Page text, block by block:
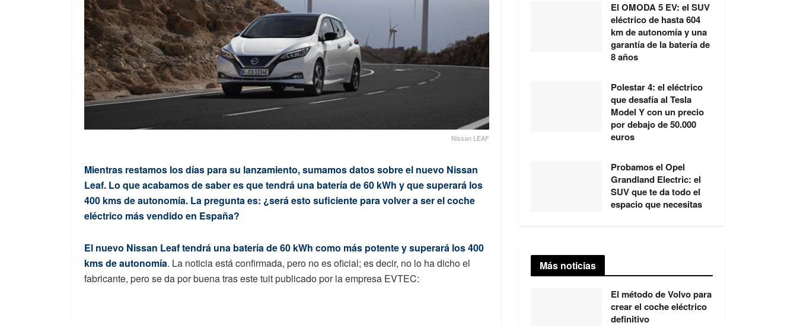
Nissan LEAF
Mientras restamos los días para su lanzamiento, sumamos datos sobre el nuevo Nissan
Leaf. Lo que acabamos de saber es que tendrá una batería de 60 kWh y que superará los
400 kms de autonomía. La pregunta es: ¿será esto suficiente para volver a ser el coche
eléctrico más vendido en España?
El nuevo Nissan Leaf tendrá una batería de 60 kWh como más potente y superará los 400
kms de autonomía. La noticia está confirmada, pero no es oficial; es decir, no lo ha dicho el
fabricante, pero se da por buena tras este tuit publicado por la empresa EVTEC:
El OMODA 5 EV: el SUV
eléctrico de hasta 604
km de autonomía y una
garantía de la batería de
8 años
Polestar 4: el eléctrico
que desafía al Tesla
Model Y con un precio
por debajo de 50.000
euros
Probamos el Opel
Grandland Electric: el
SUV que te da todo el
espacio que necesitas
Más noticias
El método de Volvo para
crear el coche eléctrico
definitivo